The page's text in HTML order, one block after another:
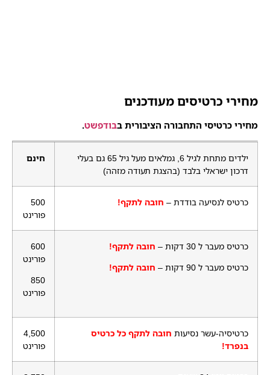
מחירי כרטיסים מעודכנים
מחירי כרטיסי התחבורה הציבורית בבודפשט.
ילדים מתחת לגיל 6, גמלאים מעל גיל 65 גם בעלי
דרכון ישראלי בלבד (בהצגת תעודה מזהה)
חינם
כרטיס לנסיעה בודדת – חובה לתקף!
500
פורינט
כרטיס מעבר ל 30 דקות –
חובה לתקף!
כרטיס מעבר ל 90 דקות –
חובה לתקף!
600
פורינט
850
פורינט
כרטיסיה-עשר נסיעות חובה לתקף כל כרטיס
בנפרד!
4,500
פורינט